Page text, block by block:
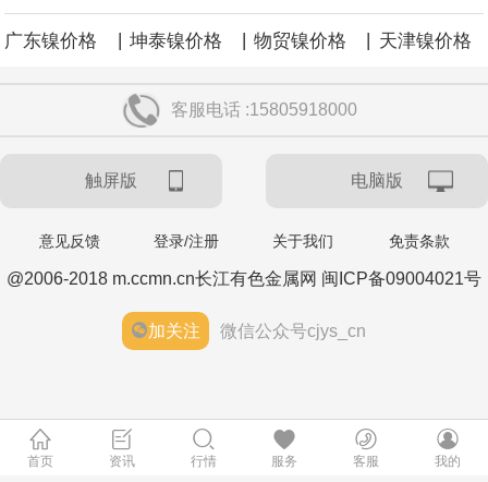
广东镍价格 | 坤泰镍价格 | 物贸镍价格 | 天津镍价格
客服电话 :15805918000
触屏版 电脑版
意见反馈 登录/注册 关于我们 免责条款
@2006-2018 m.ccmn.cn长江有色金属网 闽ICP备09004021号
加关注 微信公众号cjys_cn
首页 资讯 行情 服务 客服 我的